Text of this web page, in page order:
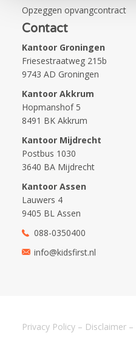
Opzeggen opvangcontract
Contact
Kantoor Groningen
Friesestraatweg 215b
9743 AD Groningen
Kantoor Akkrum
Hopmanshof 5
8491 BK Akkrum
Kantoor Mijdrecht
Postbus 1030
3640 BA Mijdrecht
Kantoor Assen
Lauwers 4
9405 BL Assen
088-0350400
info@kidsfirst.nl
Privacy Policy – Disclaimer –